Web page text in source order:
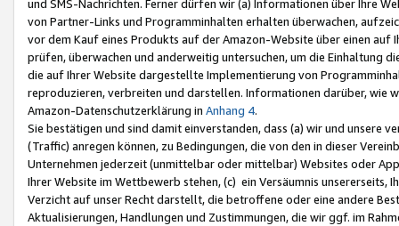
und SMS-Nachrichten. Ferner dürfen wir (a) Informationen über Ihre
von Partner-Links und Programminhalten erhalten überwachen,
vor dem Kauf eines Produkts auf der Amazon-Website über einen
prüfen, überwachen und anderweitig untersuchen, um die Einhaltung
die auf Ihrer Website dargestellte Implementierung von
reproduzieren, verbreiten und darstellen. Informationen darüber, wie
Amazon-Datenschutzerklärung in Anhang 4.
Sie bestätigen und sind damit einverstanden, dass (a) wir und
(Traffic) anregen können, zu Bedingungen, die von den in dieser
Unternehmen jederzeit (unmittelbar oder mittelbar) Websites oder
Ihrer Website im Wettbewerb stehen, (c) ein Versäumnis unsererseits,
Verzicht auf unser Recht darstellt, die betroffene oder eine andere
Aktualisierungen, Handlungen und Zustimmungen, die wir ggf. im